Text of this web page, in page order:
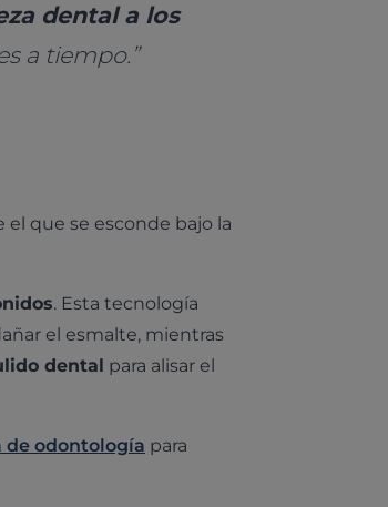
dental a los
a tiempo.”
el que se esconde bajo la
. Esta tecnología
el esmalte, mientras
dental para alisar el
de odontología para